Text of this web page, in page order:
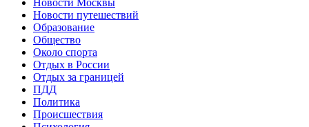
Новости путешествий
Образование
Общество
Около спорта
Отдых в России
Отдых за границей
ПДД
Политика
Происшествия